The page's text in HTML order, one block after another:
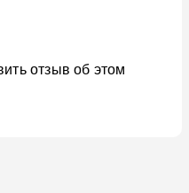
отзыв об этом